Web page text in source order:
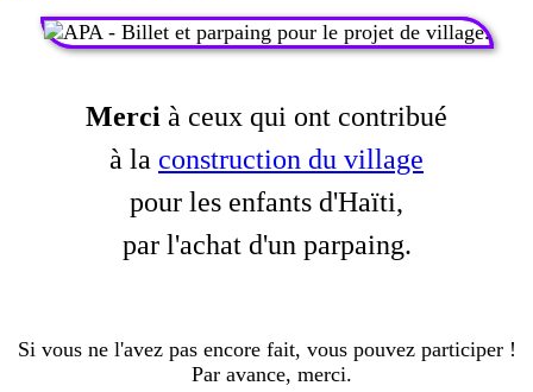
Merci à ceux qui ont contribué
à la construction du village
pour les enfants d'Haïti,
par l'achat d'un parpaing.
Si vous ne l'avez pas encore fait, vous pouvez participer !
Par avance, merci.